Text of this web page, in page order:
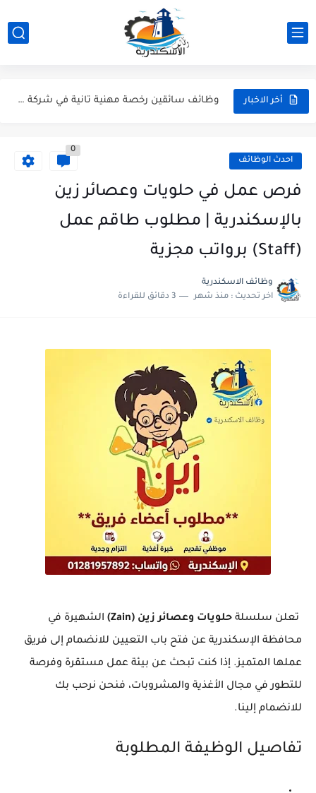
أخر الاخبار
شيف كريب، كاشير، وأعضاء مطبخ | وظائف مطعم ذا كريبياري...
وظائف سائقين رخصة مهنية تانية في شركة Woodek للتجهيزات الخشبية...
وظائف مهندسين ميكانيكا ومدرسين لغة عربية ومشرفين انضباط - وظائف... احدث الوظائف
0
فرص عمل في حلويات وعصائر زين
بالإسكندرية | مطلوب طاقم عمل
(Staff) برواتب مجزية
وظائف الاسكندرية
اخر تحديث : منذ شهر 3 دقائق للقراءة
تعلن سلسلة حلويات وعصائر زين (Zain)
الشهيرة في
محافظة الإسكندرية عن فتح باب التعيين للانضمام إلى فريق
عملها المتميز. إذا كنت تبحث عن بيئة عمل مستقرة وفرصة
للتطور في مجال الأغذية والمشروبات، فنحن نرحب بك
للانضمام إلينا.
تفاصيل الوظيفة المطلوبة